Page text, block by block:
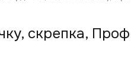
скрепка,